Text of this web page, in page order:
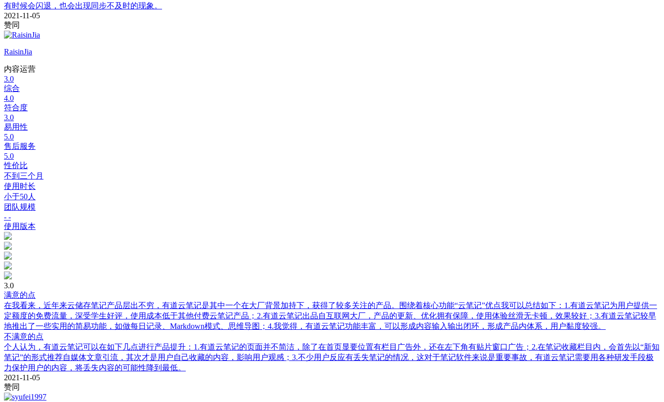
有时候会闪退，也会出现同步不及时的现象。
2021-11-05
赞同
RaisinJia
内容运营
3.0
综合
4.0
符合度
3.0
易用性
5.0
售后服务
5.0
性价比
不到三个月
使用时长
小于50人
团队规模
- -
使用版本
3.0
满意的点
在我看来，近年来云储存笔记产品层出不穷，有道云笔记是其中一个在大厂背景加持下，获得了较多关注的产品。围绕着核心功能“云笔记”优点我可以总结如下：1.有道云笔记为用户提供一
定额度的免费流量，深受学生好评，使用成本低于其他付费云笔记产品；2.有道云笔记出品自互联网大厂，产品的更新、优化拥有保障，使用体验丝滑无卡顿，效果较好；3.有道云笔记较早
地推出了一些实用的简易功能，如做每日记录、Markdown模式、思维导图；4.我觉得，有道云笔记功能丰富，可以形成内容输入输出闭环，形成产品内体系，用户黏度较强。
不满意的点
个人认为，有道云笔记可以在如下几点进行产品提升：1.有道云笔记的页面并不简洁，除了在首页显要位置有栏目广告外，还在左下角有贴片窗口广告；2.在笔记收藏栏目内，会首先以“新知
笔记”的形式推荐自媒体文章引流，其次才是用户自己收藏的内容，影响用户观感；3.不少用户反应有丢失笔记的情况，这对于笔记软件来说是重要事故，有道云笔记需要用各种研发手段极
力保护用户的内容，将丢失内容的可能性降到最低。
2021-11-05
赞同